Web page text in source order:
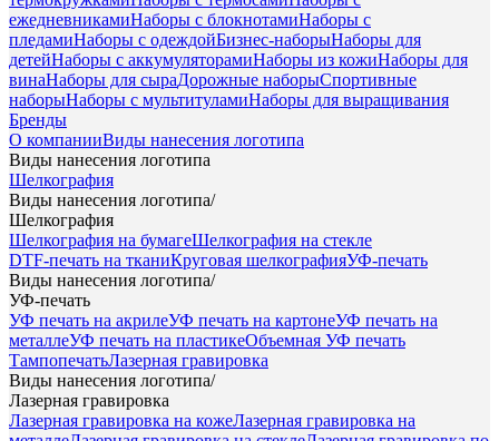
ежедневникамиНаборы с блокнотамиНаборы с
пледамиНаборы с одеждойБизнес-наборыНаборы для
детейНаборы с аккумуляторамиНаборы из кожиНаборы для
винаНаборы для сыраДорожные наборыСпортивные
наборыНаборы с мультитуламиНаборы для выращивания
Бренды
О компанииВиды нанесения логотипа
Виды нанесения логотипа
Шелкография
Виды нанесения логотипа/
Шелкография
Шелкография на бумагеШелкография на стекле
DTF-печать на тканиКруговая шелкографияУФ-печать
Виды нанесения логотипа/
УФ-печать
УФ печать на акрилеУФ печать на картонеУФ печать на
металлеУФ печать на пластикеОбъемная УФ печать
ТампопечатьЛазерная гравировка
Виды нанесения логотипа/
Лазерная гравировка
Лазерная гравировка на кожеЛазерная гравировка на